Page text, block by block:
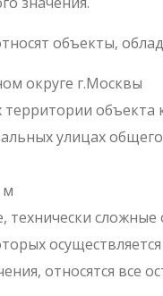
объекты,
округе г.Москвы
объекта
улицах
м
технически
относятся